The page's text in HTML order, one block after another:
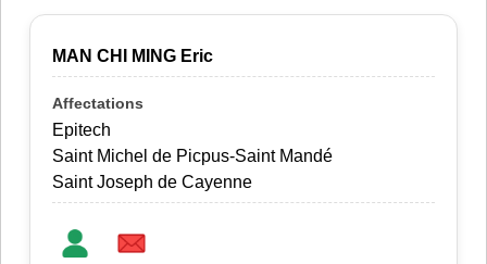
MAN CHI MING Eric
Epitech
Saint Michel de Picpus-Saint Mandé
Saint Joseph de Cayenne